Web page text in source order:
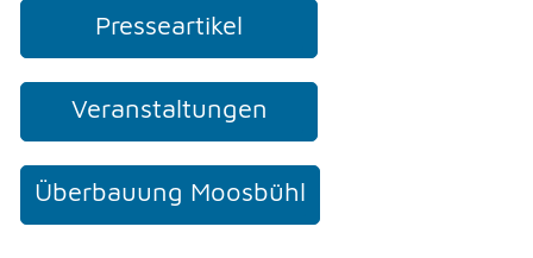
KONTAKT
Presseartikel
Veranstaltungen
Überbauung Moosbühl